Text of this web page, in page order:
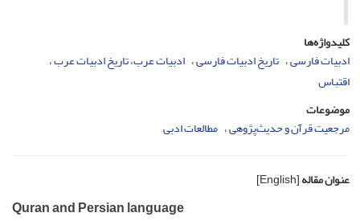
کلیدواژه‌ها
ادبیات فارسی تاریخ ادبیات فارسی ادبیات عرب، تاریخ ادبیات عرب
اقتباس
موضوعات
مرجعیت قرآن و حدیث‌پژوهی مطالعات ادبی
عنوان مقاله[English]
Quran and Persian language